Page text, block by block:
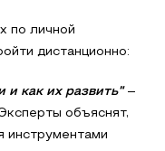
по личной
дистанционно:
и как их развить" –
объяснят,
инструментами